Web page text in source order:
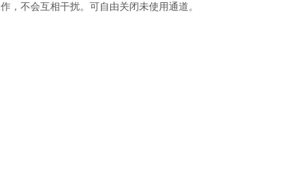
不会互相干扰。可自由关闭未使用通道。